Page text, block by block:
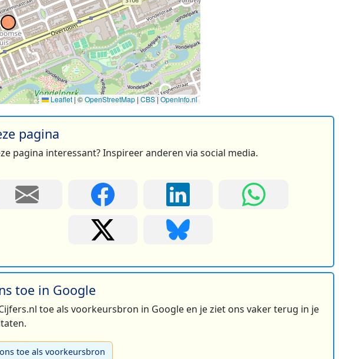
2
2
4
Leaflet |©OpenStreetMap | CBS|OpenInfo.nl
pagina
pagina interessant? Inspireer anderen via social media.
toe in Google
toe als voorkeursbron in Google en je ziet ons vaker terug in je
toe als voorkeursbron